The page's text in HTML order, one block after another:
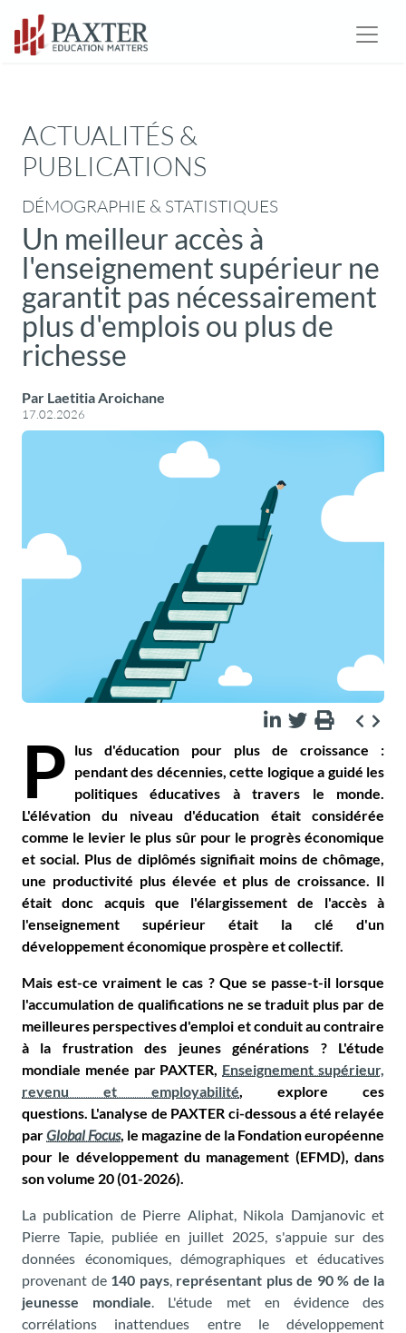
ACTUALITÉS &
PUBLICATIONS
DÉMOGRAPHIE & STATISTIQUES
Un meilleur accès à
l'enseignement supérieur ne
garantit pas nécessairement
plus d'emplois ou plus de
richesse
Par Laetitia Aroichane
17.02.2026
P lus d'éducation pour plus de croissance :
pendant des décennies, cette logique a guidé les
politiques éducatives à travers le monde.
L'élévation du niveau d'éducation était considérée
comme le levier le plus sûr pour le progrès économique
et social. Plus de diplômés signifiait moins de chômage,
une productivité plus élevée et plus de croissance. Il
était donc acquis que l'élargissement de l'accès à
l'enseignement supérieur était la clé d'un
développement économique prospère et collectif.
Mais est-ce vraiment le cas ? Que se passe-t-il lorsque
l'accumulation de qualifications ne se traduit plus par de
meilleures perspectives d'emploi et conduit au contraire
à la frustration des jeunes générations ? L'étude
mondiale menée par PAXTER, Enseignement supérieur,
revenu et employabilité, explore ces
questions. L'analyse de PAXTER ci-dessous a été relayée
parGlobal Focus, le magazine de la Fondation européenne
pour le développement du management (EFMD), dans
son volume 20 (01-2026).
La publication de Pierre Aliphat, Nikola Damjanovic et
Pierre Tapie, publiée en juillet 2025, s'appuie sur des
données économiques, démographiques et éducatives
provenant de 140 pays, représentant plus de 90 % de la
jeunesse mondiale. L'étude met en évidence des
corrélations inattendues entre le développement